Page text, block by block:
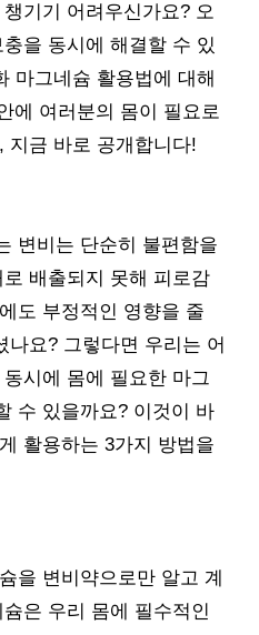
기기 어려우신가요? 오
을 동시에 해결할 수 있
마그네슘 활용법에 대해
에 여러분의 몸이 필요로
지금 바로 공개합니다!
변비는 단순히 불편함을
배출되지 못해 피로감
도 부정적인 영향을 줄
나요? 그렇다면 우리는 어
시에 몸에 필요한 마그
수 있을까요? 이것이 바
활용하는 3가지 방법을
을 변비약으로만 알고 계
은 우리 몸에 필수적인